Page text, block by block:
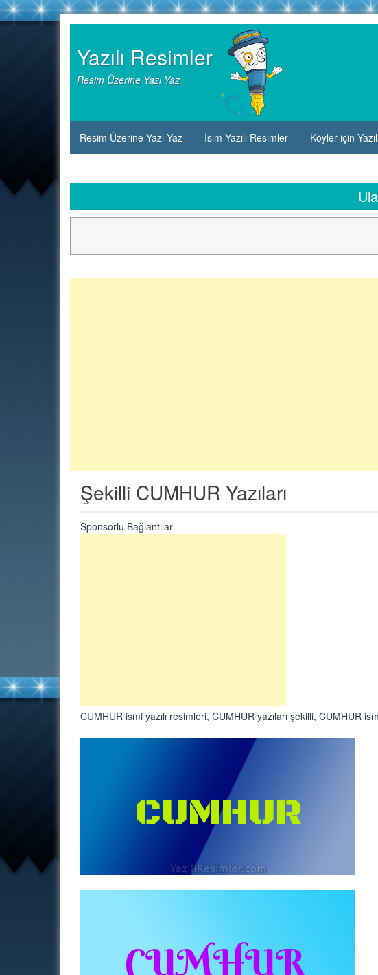
Skip
Yazılı Resimler
Resim Üzerine Yazı Yaz
Resim Üzerine Yazı Yaz İsim Yazılı Resimler Köyler için
Şekilli CUMHUR Yazıları
Sponsorlu Bağlantılar
CUMHUR ismi yazılı resimleri, CUMHUR yazıları şekilli, CUMHUR